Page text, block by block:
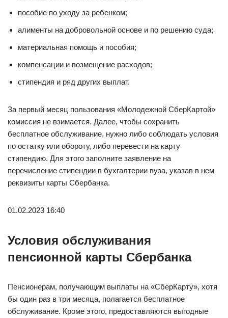
пособие по уходу за ребенком;
алименты на добровольной основе и по решению суда;
материальная помощь и пособия;
компенсации и возмещение расходов;
стипендия и ряд других выплат.
За первый месяц пользования «Молодежной СберКартой»
комиссия не взимается. Далее, чтобы сохранить
бесплатное обслуживание, нужно либо соблюдать условия
по остатку или обороту, либо перевести на карту
стипендию. Для этого заполните заявление на
перечисление стипендии в бухгалтерии вуза, указав в нем
реквизиты карты Сбербанка.
01.02.2023 16:40
Условия обслуживания
пенсионной карты Сбербанка
Пенсионерам, получающим выплаты на «СберКарту», хотя
бы один раз в три месяца, полагается бесплатное
обслуживание. Кроме этого, предоставляются выгодные